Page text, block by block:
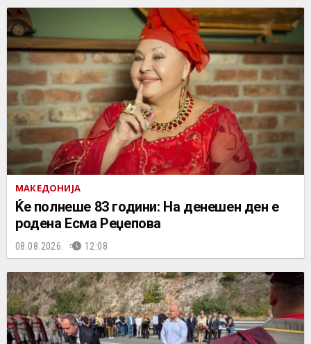
МАКЕДОНИЈА
Ќе полнеше 83 години: На денешен ден е
родена Есма Реџепова
08.08.2026. 12:08